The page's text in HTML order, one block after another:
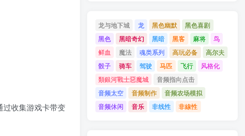
过收集游戏卡带变
龙与地下城 龙 黑色幽默
黑色喜剧
黑色
黑暗奇幻 黑暗 黑客 麻将
鸟
鲜血
魔法 魂类系列 高玩必备
高尔夫
骰子
骑车 驾驶 马匹 飞行
风格化
類銀河戰士惡魔城
音频指向点击
音频太空
音频制作
音频农场模拟
音频休闲
音乐 非线性 非線性